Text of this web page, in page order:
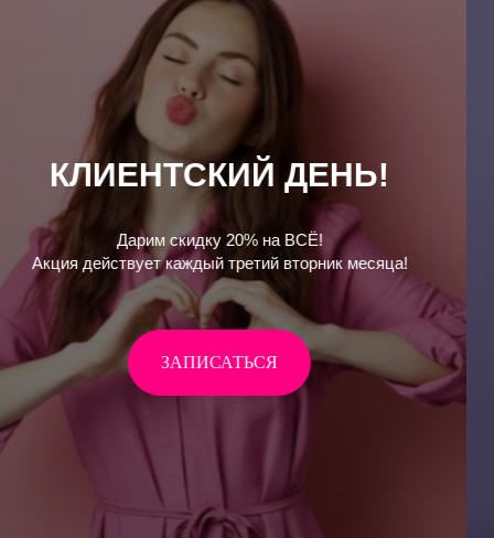
У ВАС ДЕНЬ РОЖДЕНИЯ?
Поздравляем!
Мы дарим вам скидку на услуги или косметику бренда
4hands.
ЗАПИСАТЬСЯ